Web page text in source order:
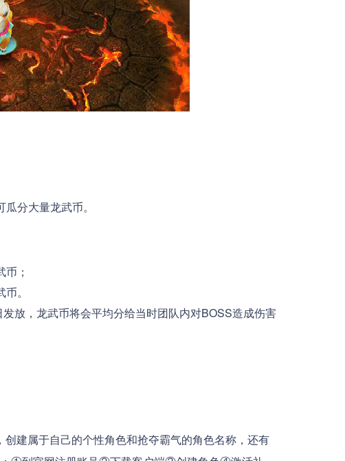
分大量龙武币。
；
。
放，龙武币将会平均分给当时团队内对BOSS造成伤害
建属于自己的个性角色和抢夺霸气的角色名称，还有